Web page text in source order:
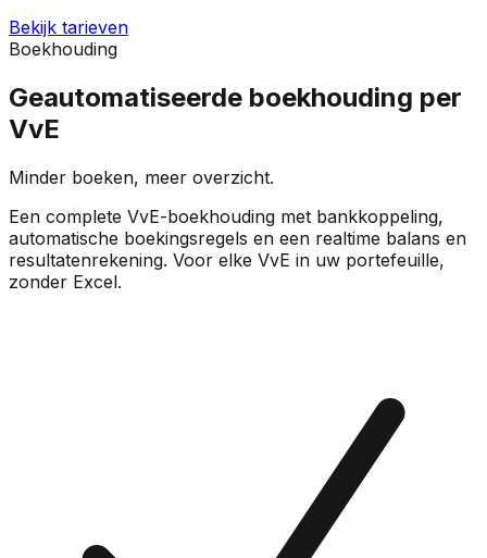
Bekijk tarieven
Boekhouding
Geautomatiseerde boekhouding per
VvE
Minder boeken, meer overzicht.
Een complete VvE-boekhouding met bankkoppeling,
automatische boekingsregels en een realtime balans en
resultatenrekening. Voor elke VvE in uw portefeuille,
zonder Excel.